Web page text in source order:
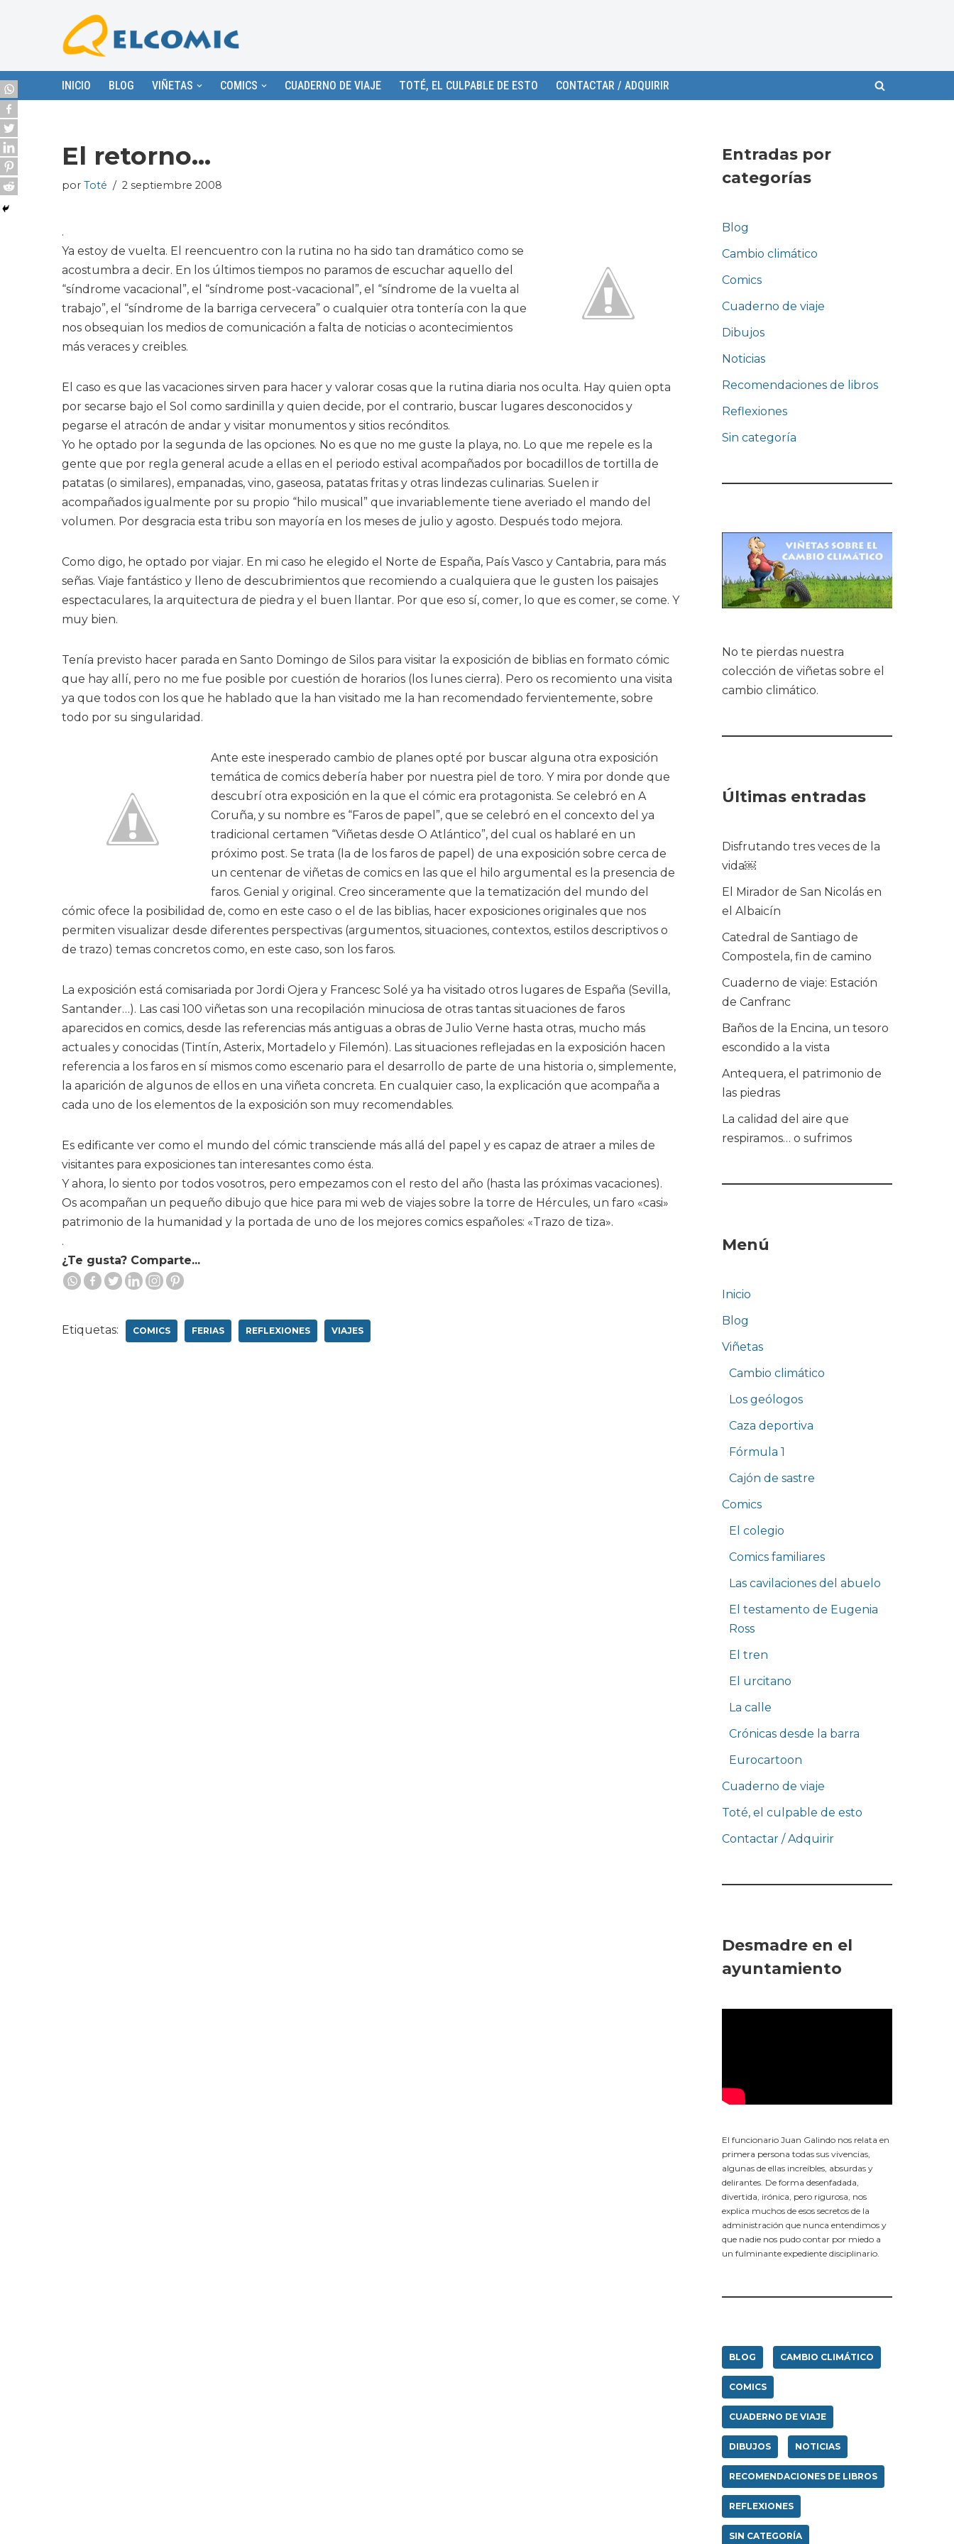
contenido
INICIO BLOG VIÑETAS COMICS CUADERNO DE VIAJE TOTÉ, EL CULPABLE DE ESTO CONTACTAR / ADQUIRIR
El retorno…
por Toté 2 septiembre 2008
.
Ya estoy de vuelta. El reencuentro con la rutina no ha sido tan dramático como se
acostumbra a decir. En los últimos tiempos no paramos de escuchar aquello del
“síndrome vacacional”, el “síndrome post-vacacional”, el “síndrome de la vuelta al
trabajo”, el “síndrome de la barriga cervecera” o cualquier otra tontería con la que
nos obsequian los medios de comunicación a falta de noticias o acontecimientos
más veraces y creibles.
El caso es que las vacaciones sirven para hacer y valorar cosas que la rutina diaria nos oculta. Hay quien opta
por secarse bajo el Sol como sardinilla y quien decide, por el contrario, buscar lugares desconocidos y
pegarse el atracón de andar y visitar monumentos y sitios recónditos.
Yo he optado por la segunda de las opciones. No es que no me guste la playa, no. Lo que me repele es la
gente que por regla general acude a ellas en el periodo estival acompañados por bocadillos de tortilla de
patatas (o similares), empanadas, vino, gaseosa, patatas fritas y otras lindezas culinarias. Suelen ir
acompañados igualmente por su propio “hilo musical” que invariablemente tiene averiado el mando del
volumen. Por desgracia esta tribu son mayoría en los meses de julio y agosto. Después todo mejora.
Como digo, he optado por viajar. En mi caso he elegido el Norte de España, País Vasco y Cantabria, para más
señas. Viaje fantástico y lleno de descubrimientos que recomiendo a cualquiera que le gusten los paisajes
espectaculares, la arquitectura de piedra y el buen llantar. Por que eso sí, comer, lo que es comer, se come. Y
muy bien.
Tenía previsto hacer parada en Santo Domingo de Silos para visitar la exposición de biblias en formato cómic
que hay allí, pero no me fue posible por cuestión de horarios (los lunes cierra). Pero os recomiento una visita
ya que todos con los que he hablado que la han visitado me la han recomendado fervientemente, sobre
todo por su singularidad.
Ante este inesperado cambio de planes opté por buscar alguna otra exposición
temática de comics debería haber por nuestra piel de toro. Y mira por donde que
descubrí otra exposición en la que el cómic era protagonista. Se celebró en A
Coruña, y su nombre es “Faros de papel”, que se celebró en el concexto del ya
tradicional certamen “Viñetas desde O Atlántico”, del cual os hablaré en un
próximo post. Se trata (la de los faros de papel) de una exposición sobre cerca de
un centenar de viñetas de comics en las que el hilo argumental es la presencia de
faros. Genial y original. Creo sinceramente que la tematización del mundo del
cómic ofece la posibilidad de, como en este caso o el de las biblias, hacer exposiciones originales que nos
permiten visualizar desde diferentes perspectivas (argumentos, situaciones, contextos, estilos descriptivos o
de trazo) temas concretos como, en este caso, son los faros.
La exposición está comisariada por Jordi Ojera y Francesc Solé ya ha visitado otros lugares de España (Sevilla,
Santander…). Las casi 100 viñetas son una recopilación minuciosa de otras tantas situaciones de faros
aparecidos en comics, desde las referencias más antiguas a obras de Julio Verne hasta otras, mucho más
actuales y conocidas (Tintín, Asterix, Mortadelo y Filemón). Las situaciones reflejadas en la exposición hacen
referencia a los faros en sí mismos como escenario para el desarrollo de parte de una historia o, simplemente,
la aparición de algunos de ellos en una viñeta concreta. En cualquier caso, la explicación que acompaña a
cada uno de los elementos de la exposición son muy recomendables.
Es edificante ver como el mundo del cómic transciende más allá del papel y es capaz de atraer a miles de
visitantes para exposiciones tan interesantes como ésta.
Y ahora, lo siento por todos vosotros, pero empezamos con el resto del año (hasta las próximas vacaciones).
Os acompañan un pequeño dibujo que hice para mi web de viajes sobre la torre de Hércules, un faro «casi»
patrimonio de la humanidad y la portada de uno de los mejores comics españoles: «Trazo de tiza».
.
¿Te gusta? Comparte...
Etiquetas: COMICS FERIAS REFLEXIONES VIAJES
Entradas por
categorías
Blog
Cambio climático
Comics
Cuaderno de viaje
Dibujos
Noticias
Recomendaciones de libros
Reflexiones
Sin categoría
No te pierdas nuestra
colección de viñetas sobre el
cambio climático.
Últimas entradas
Disfrutando tres veces de la
vida￼
El Mirador de San Nicolás en
el Albaicín
Catedral de Santiago de
Compostela, fin de camino
Cuaderno de viaje: Estación
de Canfranc
Baños de la Encina, un tesoro
escondido a la vista
Antequera, el patrimonio de
las piedras
La calidad del aire que
respiramos… o sufrimos
Menú
Inicio
Blog
Viñetas
Cambio climático
Los geólogos
Caza deportiva
Fórmula 1
Cajón de sastre
Comics
El colegio
Comics familiares
Las cavilaciones del abuelo
El testamento de Eugenia
Ross
El tren
El urcitano
La calle
Crónicas desde la barra
Eurocartoon
Cuaderno de viaje
Toté, el culpable de esto
Contactar / Adquirir
Desmadre en el
ayuntamiento
El funcionario Juan Galindo nos relata en
primera persona todas sus vivencias,
algunas de ellas increíbles, absurdas y
delirantes. De forma desenfadada,
divertida, irónica, pero rigurosa, nos
explica muchos de esos secretos de la
administración que nunca entendimos y
que nadie nos pudo contar por miedo a
un fulminante expediente disciplinario.
BLOG CAMBIO CLIMÁTICO
COMICS
CUADERNO DE VIAJE
DIBUJOS NOTICIAS
RECOMENDACIONES DE LIBROS
REFLEXIONES
SIN CATEGORÍA